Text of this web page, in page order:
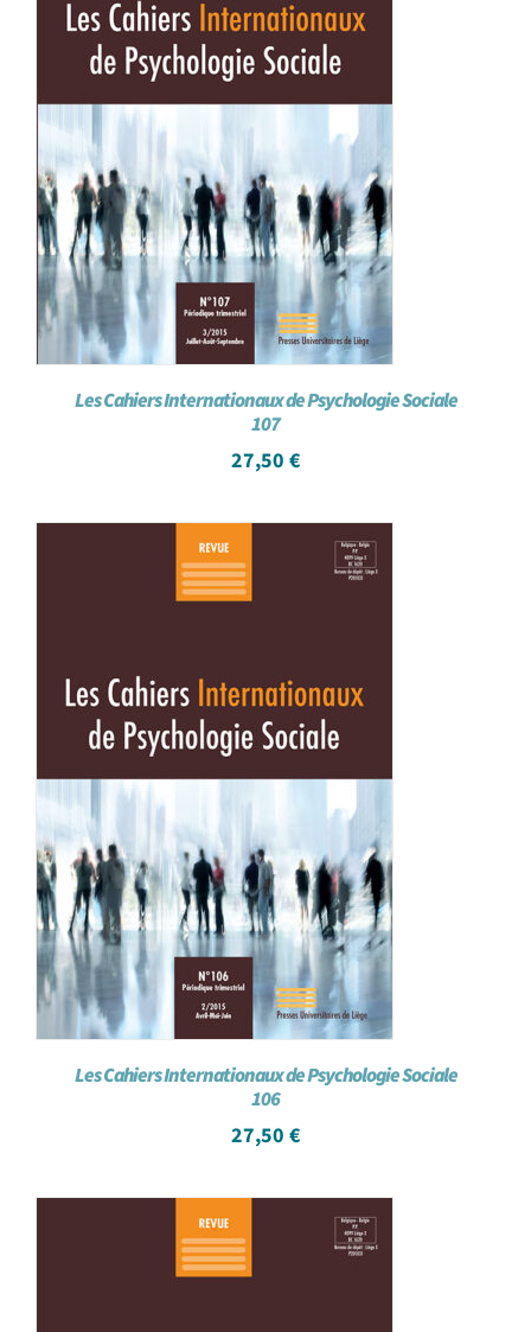
Les Cahiers Internationaux de Psychologie Sociale
107
27,50 €
Les Cahiers Internationaux de Psychologie Sociale
106
27,50 €